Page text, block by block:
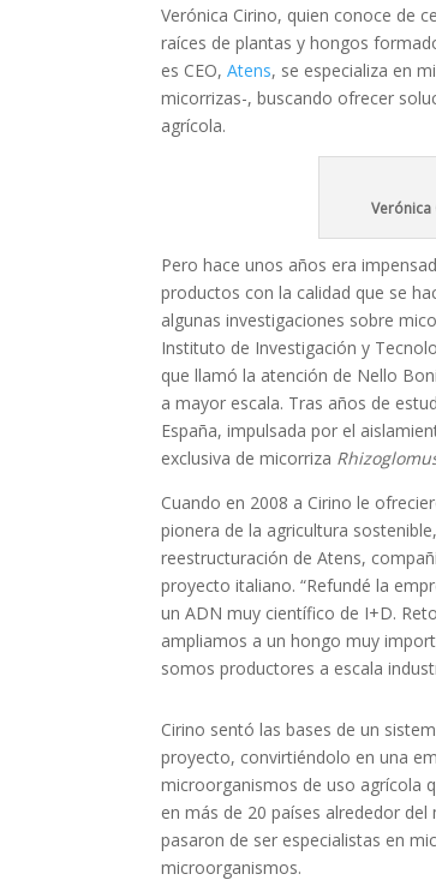
Verónica Cirino, quien conoce de
raíces de plantas y hongos
es CEO,Atens, se especializa en
micorrizas-, buscando ofrecer
agrícola.
Verónica
Pero hace unos años era
productos con la calidad que se
algunas investigaciones sobre
Instituto de Investigación y
que llamó la atención de Nello
a mayor escala. Tras años de
España, impulsada por el
exclusiva de micorriza
Cuando en 2008 a Cirino le
pionera de la agricultura
reestructuración de Atens,
proyecto italiano. “Refundé la
un ADN muy científico de I+D.
ampliamos a un hongo muy
somos productores a escala
Cirino sentó las bases de un
proyecto, convirtiéndolo en una
microorganismos de uso agrícola
en más de 20 países alrededor
pasaron de ser especialistas en
microorganismos.